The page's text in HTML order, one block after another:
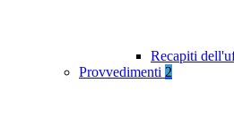
Recapiti
Provvedimenti 2